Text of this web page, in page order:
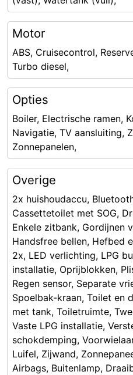
Motor
ABS, Cruisecontrol,
Turbo diesel,
Opties
Boiler, Electrische ramen,
Navigatie, TV aansluiting,
Zonnepanelen,
Overige
2x huishoudaccu,
Cassettetoilet met SOG,
Enkele zitbank, Gordijnen
Handsfree bellen, Hefbed
2x, LED verlichting, LPG
installatie, Oprijblokken,
Regen sensor, Separate
Spoelbak-kraan, Toilet en
met tank, Toiletruimte,
Vaste LPG installatie,
schokdemping,
Luifel, Zijwand,
Airbags, Buitenlamp,